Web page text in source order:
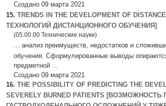
Создано 09 марта 2021
15. TRENDS IN THE DEVELOPMENT OF
ТЕХНОЛОГИЙ ДИСТАНЦИОННОГО ОБУЧЕНИЯ]
(05.00.00 Технические науки)
... анализ преимуществ, недостатков и
обучения. Сформулированные выводы
предметной ...
Создано 09 марта 2021
16. THE POSSIBILITY OF PREDICTING THE
SEVERELY BURNED PATIENTS